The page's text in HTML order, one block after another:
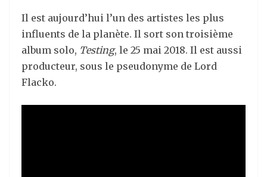
Il est aujourd’hui l’un des artistes les plus
influents de la planète. Il sort son troisième
album solo, Testing, le 25 mai 2018. Il est aussi
producteur, sous le pseudonyme de Lord
Flacko.